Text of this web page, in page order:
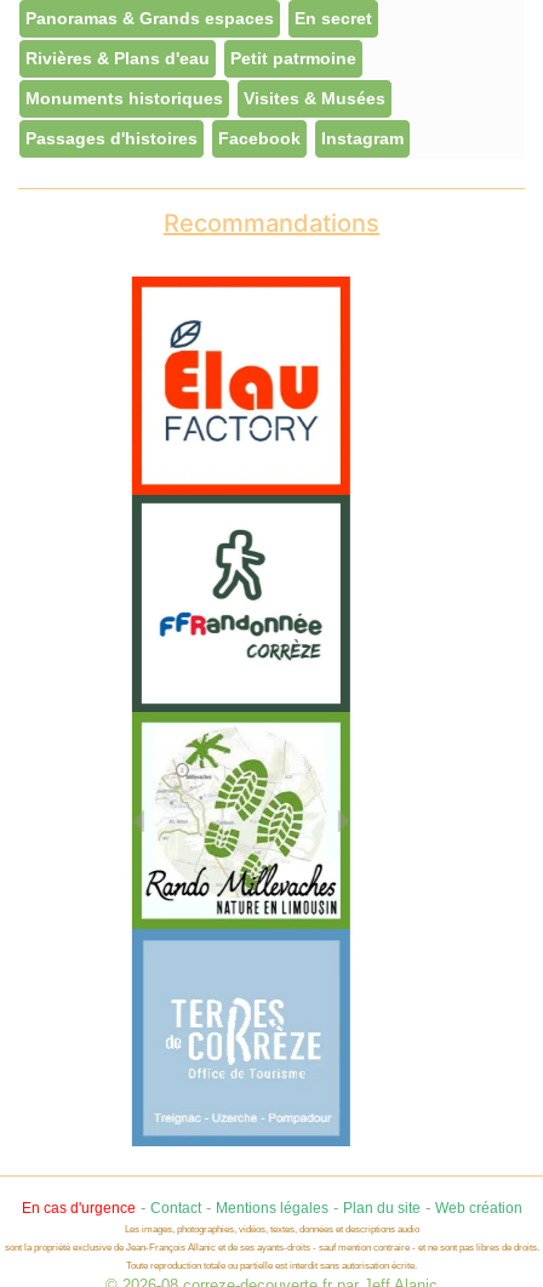
Panoramas & Grands espaces En secret
Rivières & Plans d'eau Petit patrmoine
Monuments historiques Visites & Musées
Passages d'histoires Facebook Instagram
Recommandations
En cas d'urgence - Contact- Mentions légales- Plan du site - Web création
Les images, photographies, vidéos, textes, données et descriptions audio
sont la propriété exclusive de Jean-François Allanic et de ses ayants-droits - sauf mention contraire - et ne sont pas libres de droits.
Toute reproduction totale ou partielle est interdit sans autorisation écrite.